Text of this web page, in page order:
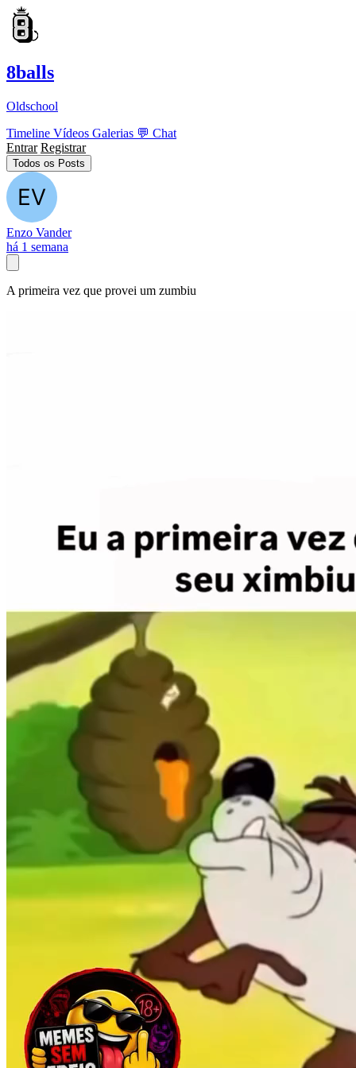
8balls
Oldschool
Timeline Vídeos Galerias 💬 Chat
Entrar Registrar
Todos os Posts
Enzo Vander
há 1 semana
A primeira vez que provei um zumbiu